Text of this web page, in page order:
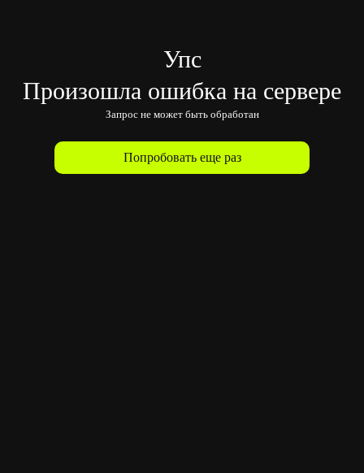
Упс
Произошла ошибка на сервере
Запрос не может быть обработан
Попробовать еще раз